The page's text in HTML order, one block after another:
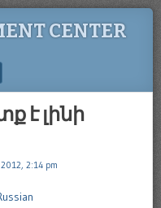
CENTER
է լինի
2:14 pm